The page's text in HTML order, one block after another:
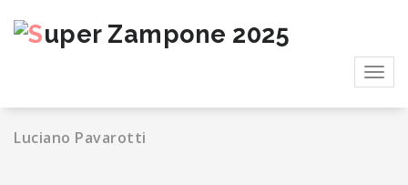
contenuto
Luciano Pavarotti